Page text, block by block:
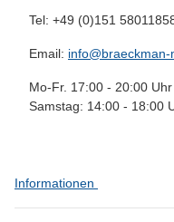
Tel: +49 (0)151
Email:
Mo-Fr. 17:00 - 20:00 Uhr
Samstag: 14:00 - 18:00
Informationen